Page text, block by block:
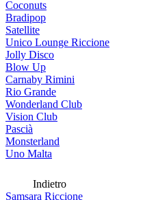
Coconuts
Bradipop
Satellite
Unico Lounge Riccione
Jolly Disco
Blow Up
Carnaby Rimini
Rio Grande
Wonderland Club
Vision Club
Pascià
Monsterland
Uno Malta
Indietro
Samsara Riccione